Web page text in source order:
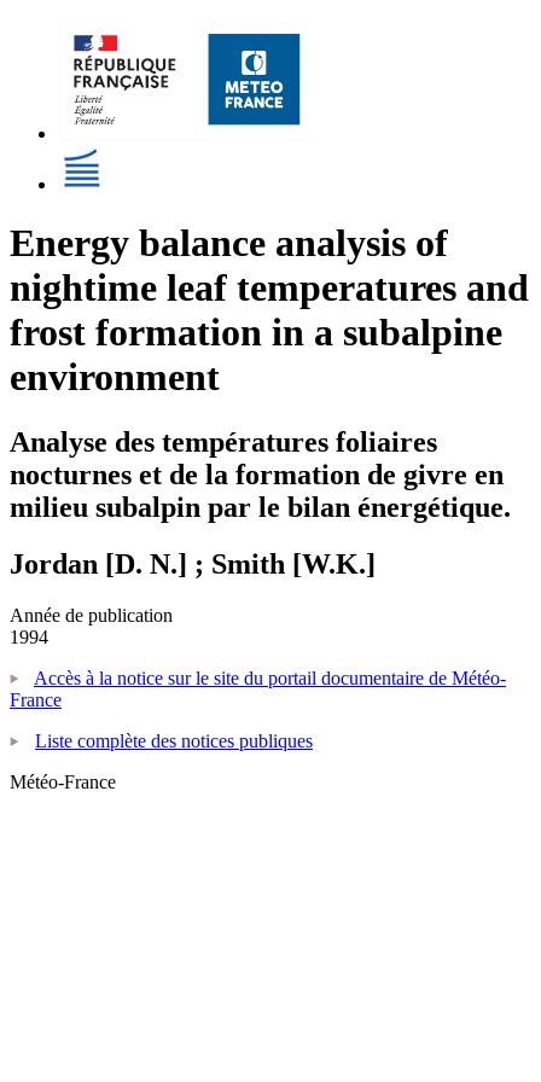
Energy balance analysis of
nightime leaf temperatures and
frost formation in a subalpine
environment
Analyse des températures foliaires
nocturnes et de la formation de givre en
milieu subalpin par le bilan énergétique.
Jordan [D. N.] ; Smith [W.K.]
Année de publication
1994
Accès à la notice sur le site du portail documentaire de Météo-
France
Liste complète des notices publiques
Météo-France